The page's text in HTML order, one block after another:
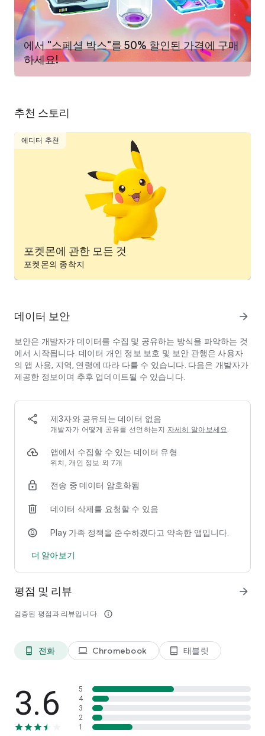
폰에 최적화되어 있습니다.
- 대응 OS 및 단말기: Android OS 6.0 ~ 10.0+ 버전, RAM 2GB 이
상 탑재된 Android 단말기
- GPS 미탑재 단말기나 Wi-Fi 회선만 접속한 단말기의 동작은 보
증하지 않습니다.
- 대응 단말 정보는 수시로 변경될 수 있습니다.
- 일부 단말기에서는 대응 OS버전 이상이어도 동작하지 않는 경
플레이하는 것을 권장합니다.
- 자세한 대응 정보는 “Pokemon GO” 공식 사이트에서 확인하세
요.
- 2020년 10월 20일 현재 대응 환경입니다.
에서 "스페셜 박스"를 50% 할인된 가격에 구매
하세요!
추천 스토리
에디터 추천
포켓몬에 관한 모든 것
포켓몬의 종착지
데이터 보안 arrow_forward
보안은 개발자가 데이터를 수집 및 공유하는 방식을 파악하는 것
에서 시작됩니다. 데이터 개인 정보 보호 및 보안 관행은 사용자
의 앱 사용, 지역, 연령에 따라 다를 수 있습니다. 다음은 개발자가
제공한 정보이며 추후 업데이트될 수 있습니다.
제3자와 공유되는 데이터 없음
개발자가 어떻게 공유를 선언하는지 자세히 알아보세요.
앱에서 수집할 수 있는 데이터 유형
위치, 개인 정보 외 7개
전송 중 데이터 암호화됨
데이터 삭제를 요청할 수 있음
Play 가족 정책을 준수하겠다고 약속한 앱입니다.
더 알아보기
평점 및 리뷰
검증된 평점과 리뷰입니다. info_outline
arrow_forward
phone_android 전화 laptop Chromebook tablet_android 태블릿
3.6
5
4
3
2
1